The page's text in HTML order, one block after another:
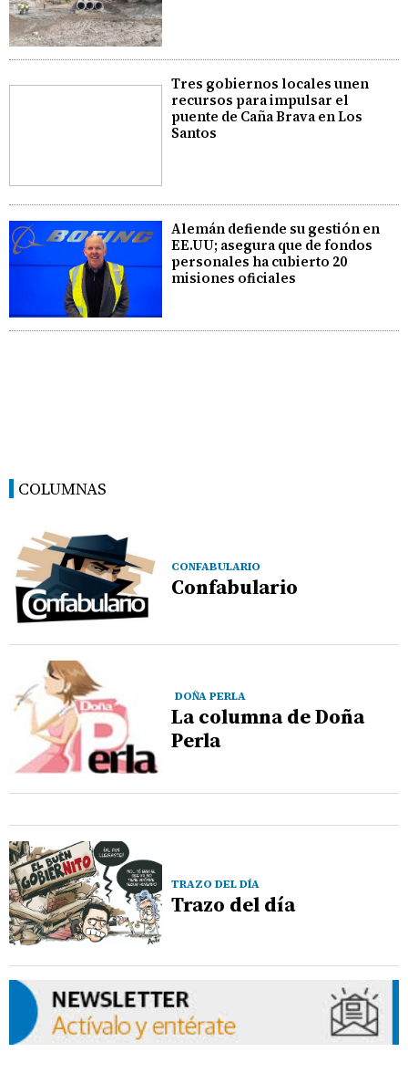
Tres gobiernos locales unen
recursos para impulsar el
puente de Caña Brava en Los
Santos
Alemán defiende su gestión en
EE.UU; asegura que de fondos
personales ha cubierto 20
misiones oficiales
COLUMNAS
CONFABULARIO
Confabulario
DOÑA PERLA
La columna de Doña
Perla
TRAZO DEL DÍA
Trazo del día